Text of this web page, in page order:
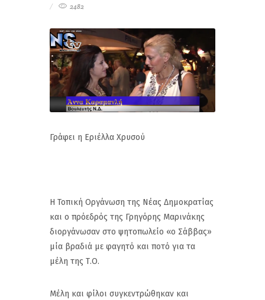
2482
Γράφει η Εριέλλα Χρυσού
Η Τοπική Οργάνωση της Νέας Δημοκρατίας
και ο πρόεδρός της Γρηγόρης Μαρινάκης
διοργάνωσαν στο ψητοπωλείο «ο Σάββας»
μία βραδιά με φαγητό και ποτό για τα
μέλη της Τ.Ο.
Μέλη και φίλοι συγκεντρώθηκαν και